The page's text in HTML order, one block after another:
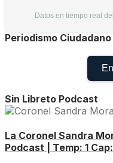
Datos en tiempo real
Periodismo Ciudadano
Sin Libreto Podcast
La Coronel Sandra
Podcast | Temp: 1